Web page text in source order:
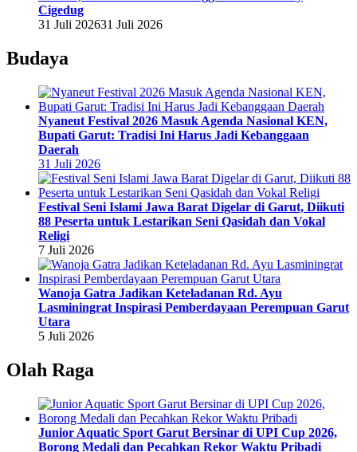
Cigedug
31 Juli 202631 Juli 2026
Budaya
Nyaneut Festival 2026 Masuk Agenda Nasional KEN,
Bupati Garut: Tradisi Ini Harus Jadi Kebanggaan
Daerah
31 Juli 2026
Festival Seni Islami Jawa Barat Digelar di Garut, Diikuti
88 Peserta untuk Lestarikan Seni Qasidah dan Vokal
Religi
7 Juli 2026
Wanoja Gatra Jadikan Keteladanan Rd. Ayu
Lasminingrat Inspirasi Pemberdayaan Perempuan Garut
Utara
5 Juli 2026
Olah Raga
Junior Aquatic Sport Garut Bersinar di UPI Cup 2026,
Borong Medali dan Pecahkan Rekor Waktu Pribadi